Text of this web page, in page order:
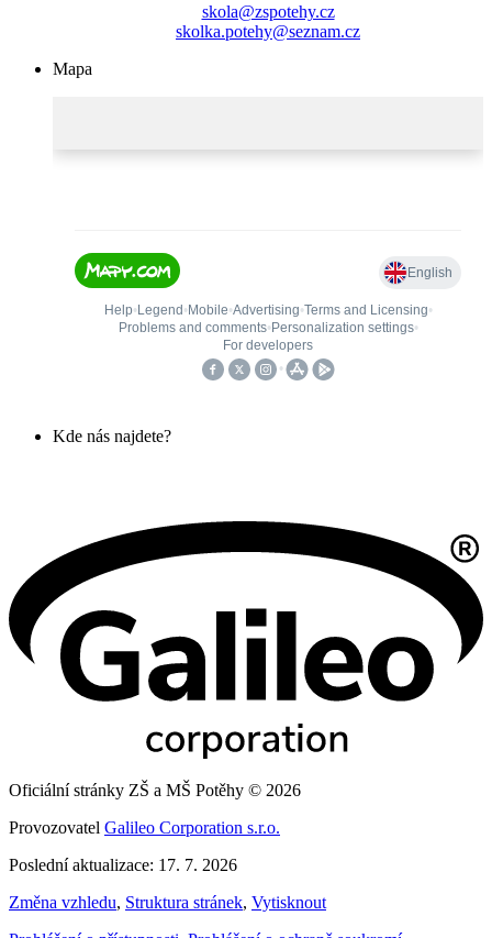
skola@zspotehy.cz
skolka.potehy@seznam.cz
Mapa
Kde nás najdete?
Oficiální stránky ZŠ a MŠ Potěhy © 2026
Provozovatel Galileo Corporation s.r.o.
Poslední aktualizace: 17. 7. 2026
Změna vzhledu, Struktura stránek, Vytisknout